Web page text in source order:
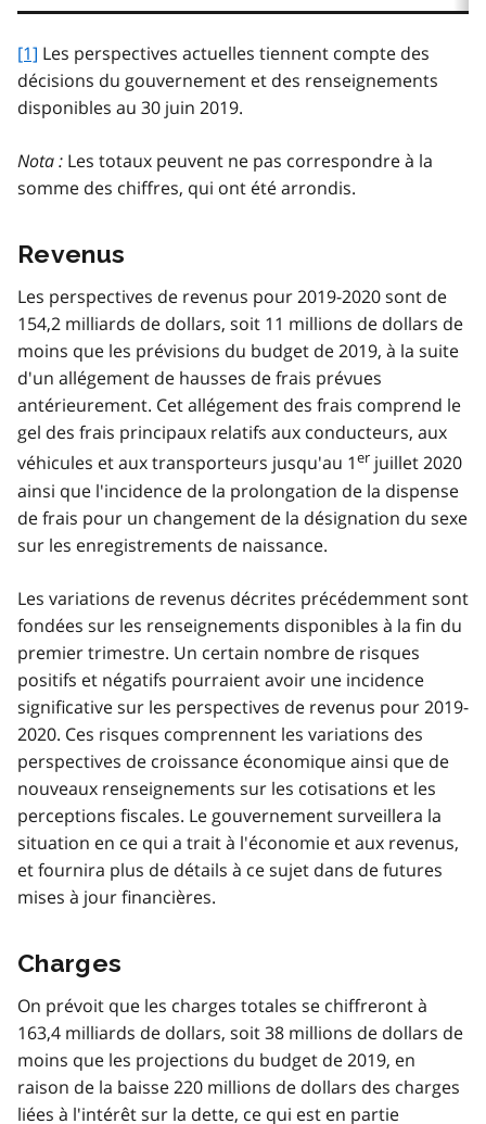
[1] Les perspectives actuelles tiennent compte des
décisions du gouvernement et des renseignements
disponibles au 30 juin 2019.
Nota : Les totaux peuvent ne pas correspondre à la
somme des chiffres, qui ont été arrondis.
Revenus
Les perspectives de revenus pour 2019-2020 sont de
154,2 milliards de dollars, soit 11 millions de dollars de
moins que les prévisions du budget de 2019, à la suite
d'un allégement de hausses de frais prévues
antérieurement. Cet allégement des frais comprend le
gel des frais principaux relatifs aux conducteurs, aux
véhicules et aux transporteurs jusqu'au 1er juillet 2020
ainsi que l'incidence de la prolongation de la dispense
de frais pour un changement de la désignation du sexe
sur les enregistrements de naissance.
Les variations de revenus décrites précédemment sont
fondées sur les renseignements disponibles à la fin du
premier trimestre. Un certain nombre de risques
positifs et négatifs pourraient avoir une incidence
significative sur les perspectives de revenus pour 2019-
2020. Ces risques comprennent les variations des
perspectives de croissance économique ainsi que de
nouveaux renseignements sur les cotisations et les
perceptions fiscales. Le gouvernement surveillera la
situation en ce qui a trait à l'économie et aux revenus,
et fournira plus de détails à ce sujet dans de futures
mises à jour financières.
Charges
On prévoit que les charges totales se chiffreront à
163,4 milliards de dollars, soit 38 millions de dollars de
moins que les projections du budget de 2019, en
raison de la baisse 220 millions de dollars des charges
liées à l'intérêt sur la dette, ce qui est en partie